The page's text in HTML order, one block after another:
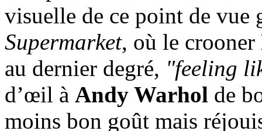
visuelle de ce point de vue
Supermarket, où le crooner
au dernier degré, "feeling
d’œil à Andy Warhol de
moins bon goût mais